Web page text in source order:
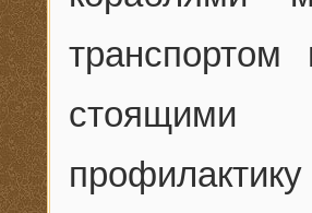
транспортом
стоящими